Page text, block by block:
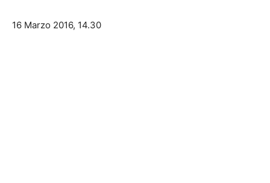
16 Marzo 2016, 14.30